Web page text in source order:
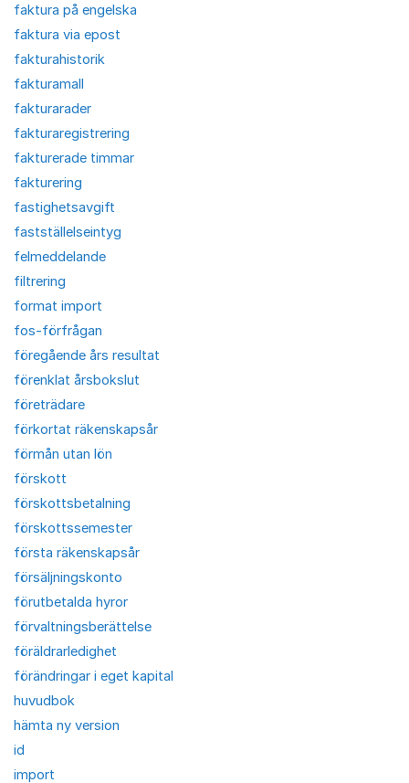
faktura på engelska
faktura via epost
fakturahistorik
fakturamall
fakturarader
fakturaregistrering
fakturerade timmar
fakturering
fastighetsavgift
fastställelseintyg
felmeddelande
filtrering
format import
fos-förfrågan
föregående års resultat
förenklat årsbokslut
företrädare
förkortat räkenskapsår
förmån utan lön
förskott
förskottsbetalning
förskottssemester
första räkenskapsår
försäljningskonto
förutbetalda hyror
förvaltningsberättelse
föräldrarledighet
förändringar i eget kapital
huvudbok
hämta ny version
id
import